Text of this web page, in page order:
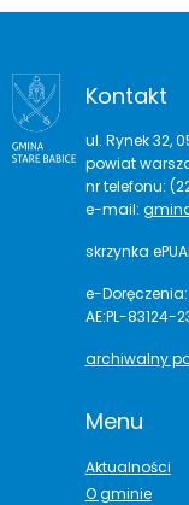
Kontakt
ul. Rynek 32,
powiat
nr telefonu:
e-mail:
skrzynka
e-Doręczenia:
AE:PL-83124-
archiwalny
Menu
Aktualności
O gminie